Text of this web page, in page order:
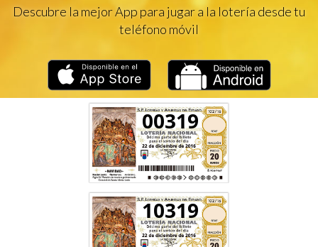
Descubre la mejor App para jugar a la lotería desde tu
teléfono móvil
00319
10319